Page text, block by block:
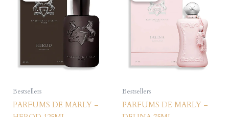
Bestsellers
PARFUMS DE MARLY –
Bestsellers
PARFUMS DE MARLY –